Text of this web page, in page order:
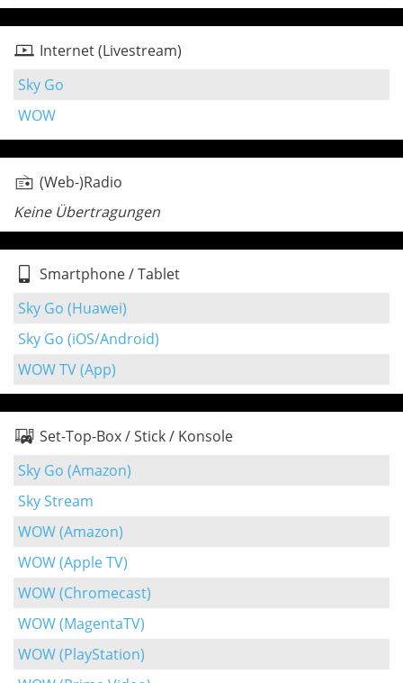
Internet (Livestream)
Sky Go
WOW
(Web-)Radio
Keine Übertragungen
Smartphone / Tablet
Sky Go (Huawei)
Sky Go (iOS/Android)
WOW TV (App)
Set-Top-Box / Stick / Konsole
Sky Go (Amazon)
Sky Stream
WOW (Amazon)
WOW (Apple TV)
WOW (Chromecast)
WOW (MagentaTV)
WOW (PlayStation)